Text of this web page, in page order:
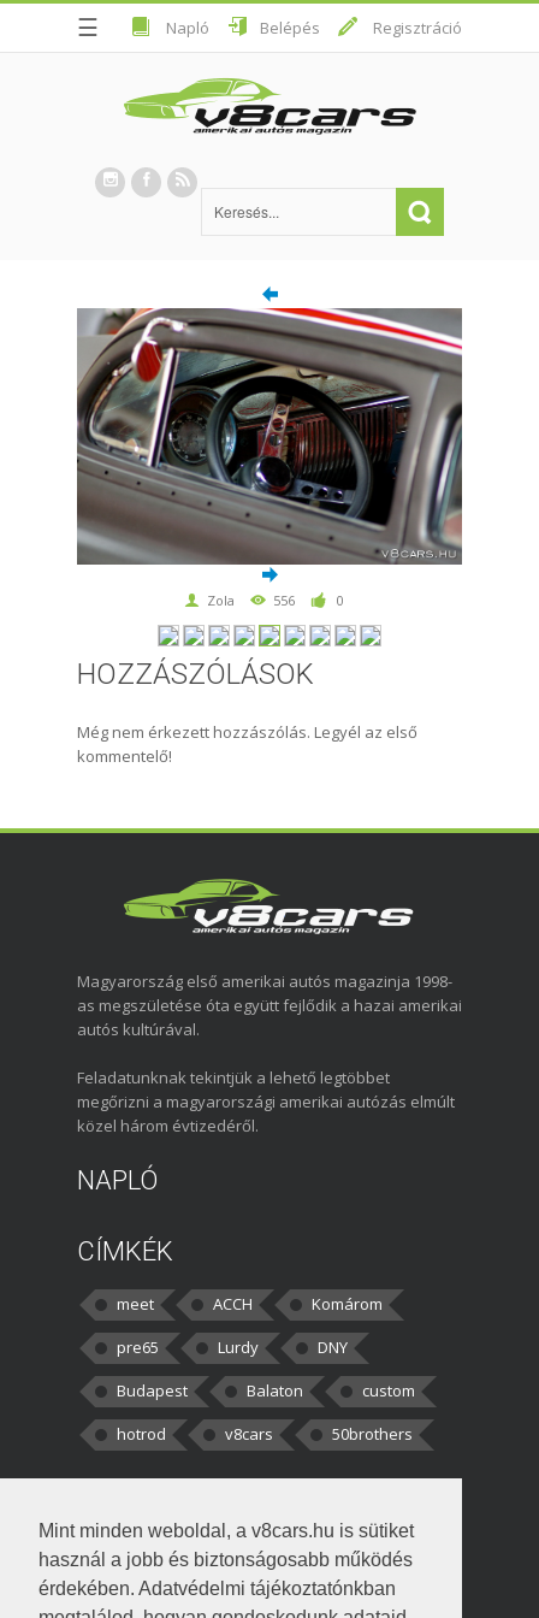
Mint minden weboldal, a v8cars.hu is sütiket
használ a jobb és biztonságosabb működés
érdekében. Adatvédelmi tájékoztatónkban
☰ Napló Belépés Regisztráció
Zola 556 0
HOZZÁSZÓLÁSOK
Még nem érkezett hozzászólás. Legyél az első
kommentelő!
Magyarország első amerikai autós magazinja 1998-
as megszületése óta együtt fejlődik a hazai amerikai
autós kultúrával.
Feladatunknak tekintjük a lehető legtöbbet
megőrizni a magyarországi amerikai autózás elmúlt
közel három évtizedéről.
NAPLÓ
CÍMKÉK
meet ACCH
Komárom
pre65
Lurdy
DNY
Budapest
Balaton
custom
hotrod
v8cars 50brothers
kortisz:Elszúrtam! Én csak két
darabbaal számoltam. Nem tudtam, hogy fél autót,